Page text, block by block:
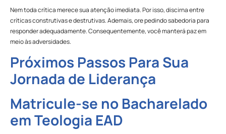
Nem toda crítica merece sua atenção imediata. Por isso, discirna entre
críticas construtivas e destrutivas. Ademais, ore pedindo sabedoria para
responder adequadamente. Consequentemente, você manterá paz em
meio às adversidades.
Próximos Passos Para Sua
Jornada de Liderança
Matricule-se no Bacharelado
em Teologia EAD